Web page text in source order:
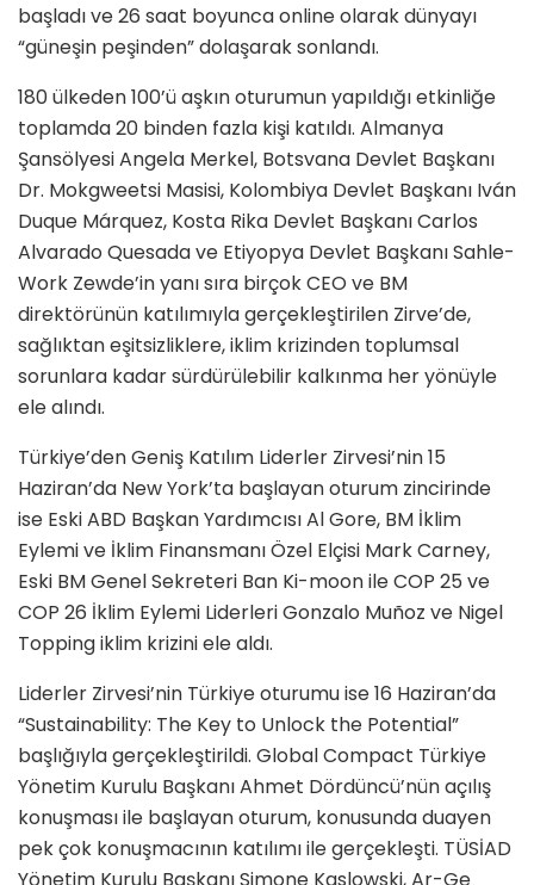
başladı ve 26 saat boyunca online olarak dünyayı
“güneşin peşinden” dolaşarak sonlandı.
180 ülkeden 100’ü aşkın oturumun yapıldığı etkinliğe
toplamda 20 binden fazla kişi katıldı. Almanya
Şansölyesi Angela Merkel, Botsvana Devlet Başkanı
Dr. Mokgweetsi Masisi, Kolombiya Devlet Başkanı Iván
Duque Márquez, Kosta Rika Devlet Başkanı Carlos
Alvarado Quesada ve Etiyopya Devlet Başkanı Sahle-
Work Zewde’in yanı sıra birçok CEO ve BM
direktörünün katılımıyla gerçekleştirilen Zirve’de,
sağlıktan eşitsizliklere, iklim krizinden toplumsal
sorunlara kadar sürdürülebilir kalkınma her yönüyle
ele alındı.
Türkiye’den Geniş Katılım Liderler Zirvesi’nin 15
Haziran’da New York’ta başlayan oturum zincirinde
ise Eski ABD Başkan Yardımcısı Al Gore, BM İklim
Eylemi ve İklim Finansmanı Özel Elçisi Mark Carney,
Eski BM Genel Sekreteri Ban Ki-moon ile COP 25 ve
COP 26 İklim Eylemi Liderleri Gonzalo Muñoz ve Nigel
Topping iklim krizini ele aldı.
Liderler Zirvesi’nin Türkiye oturumu ise 16 Haziran’da
“Sustainability: The Key to Unlock the Potential”
başlığıyla gerçekleştirildi. Global Compact Türkiye
Yönetim Kurulu Başkanı Ahmet Dördüncü’nün açılış
konuşması ile başlayan oturum, konusunda duayen
pek çok konuşmacının katılımı ile gerçekleşti. TÜSİAD